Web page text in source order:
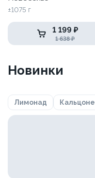
±1075 г
1 199 ₽
1 638 ₽
Новинки
Лимонад Кальцоне